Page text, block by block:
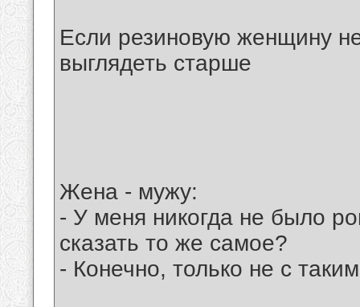
Если резиновую женщину
выглядеть старше
Жена - мужу:
- У меня никогда не было
сказать то же самое?
- Конечно, только не с